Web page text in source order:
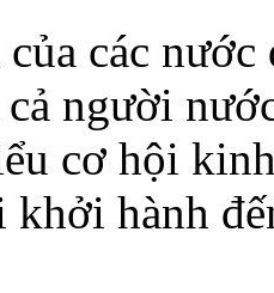
các
người
cơ hội
hành